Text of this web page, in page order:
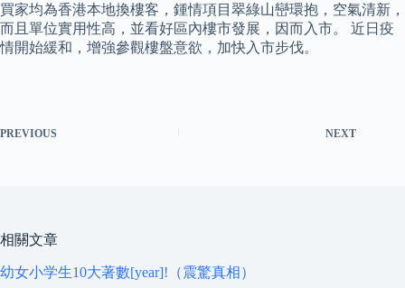
買家均為香港本地換樓客，鍾情項目翠綠山巒環抱，空氣清新，
而且單位實用性高，並看好區內樓市發展，因而入市。 近日疫
情開始緩和，增強參觀樓盤意欲，加快入市步伐。
PREVIOUS NEXT
相關文章
幼女小学生10大著數[year]!（震驚真相）